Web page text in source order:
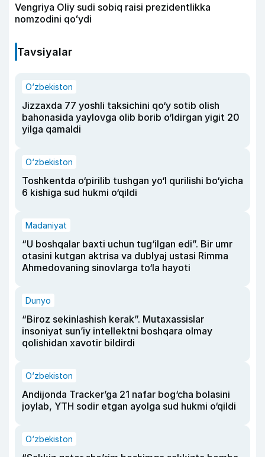
Vengriya Oliy sudi sobiq raisi prezidentlikka
nomzodini qoʻydi
Tavsiyalar
O‘zbekiston
Jizzaxda 77 yoshli taksichini qo‘y sotib olish
bahonasida yaylovga olib borib o‘ldirgan yigit 20
yilga qamaldi
O‘zbekiston
Toshkentda o‘pirilib tushgan yo‘l qurilishi bo‘yicha
6 kishiga sud hukmi o‘qildi
Madaniyat
“U boshqalar baxti uchun tug‘ilgan edi”. Bir umr
otasini kutgan aktrisa va dublyaj ustasi Rimma
Ahmedovaning sinovlarga to‘la hayoti
Dunyo
“Biroz sekinlashish kerak”. Mutaxassislar
insoniyat sun’iy intellektni boshqara olmay
qolishidan xavotir bildirdi
O‘zbekiston
Andijonda Tracker’ga 21 nafar bog‘cha bolasini
joylab, YTH sodir etgan ayolga sud hukmi o‘qildi
O‘zbekiston